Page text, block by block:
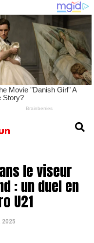
le viseur
: un duel en
U21
2025